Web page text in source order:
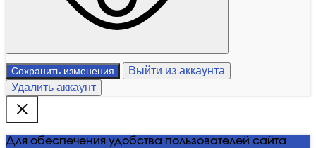
Сохранить изменения
Выйти из аккаунта
Удалить аккаунт
Для обеспечения удобства пользователей сайта